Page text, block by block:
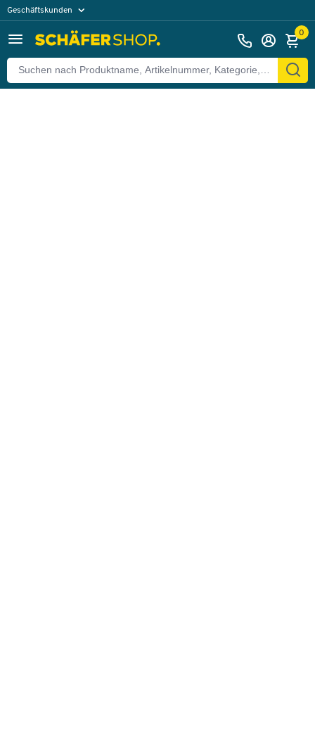
Geschäftskunden
0
Zurück